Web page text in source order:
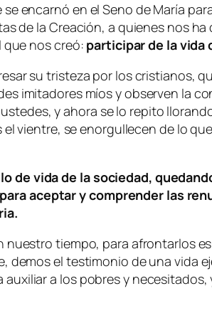
encarnó en el Seno de María
de la Creación, a quienes nos
que nos creó: participar de la vida
su tristeza por los cristianos,
imitadores míos y observen la
y ahora se lo repito
vientre, se enorgullecen de lo
de vida de la sociedad,
aceptar y comprender las
nuestro tiempo, para afrontarlos
el testimonio de una vida
a los pobres y